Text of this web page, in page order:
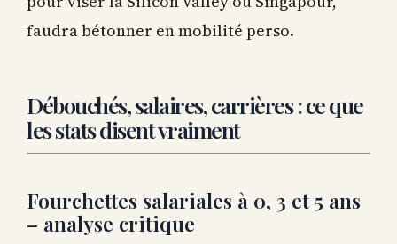
faudra bétonner en mobilité perso.
Débouchés, salaires, carrières : ce que
les stats disent vraiment
Fourchettes salariales à 0, 3 et 5 ans
– analyse critique